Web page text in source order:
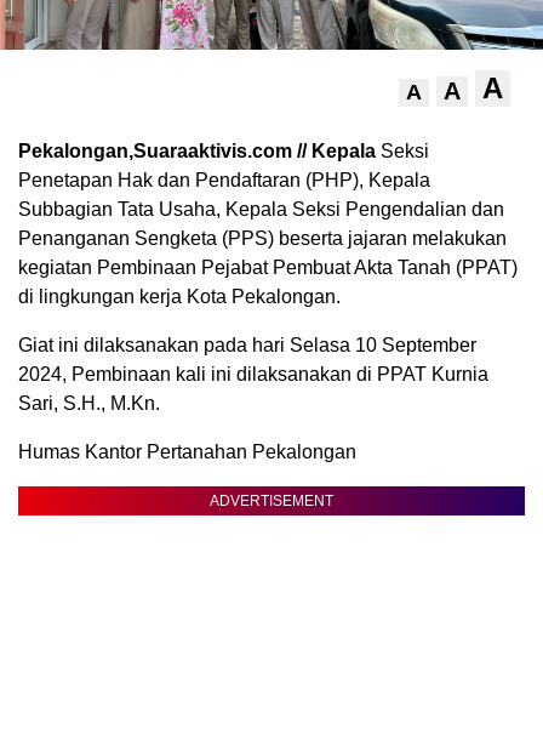
A A A
Pekalongan,Suaraaktivis.com // Kepala Seksi
Penetapan Hak dan Pendaftaran (PHP), Kepala
Subbagian Tata Usaha, Kepala Seksi Pengendalian dan
Penanganan Sengketa (PPS) beserta jajaran melakukan
kegiatan Pembinaan Pejabat Pembuat Akta Tanah (PPAT)
di lingkungan kerja Kota Pekalongan.
Giat ini dilaksanakan pada hari Selasa 10 September
2024, Pembinaan kali ini dilaksanakan di PPAT Kurnia
Sari, S.H., M.Kn.
Humas Kantor Pertanahan Pekalongan
ADVERTISEMENT